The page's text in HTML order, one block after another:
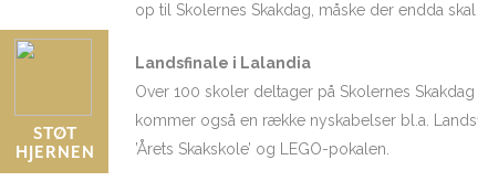
STØT
HJERNEN
op til Skolernes Skakdag, måske der endda
Landsfinale i Lalandia
Over 100 skoler deltager på Skolernes
kommer også en række nyskabelser bl.a.
’Årets Skakskole’ og LEGO-pokalen.